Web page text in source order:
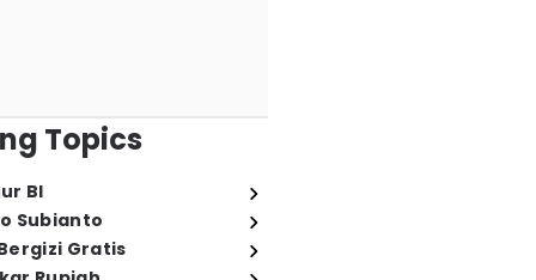
Topics
BI
Subianto
Gratis